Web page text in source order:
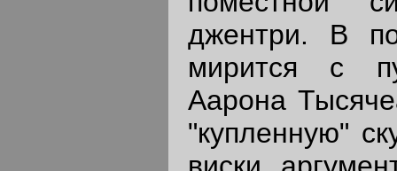
джентри. В
мирится с
Аарона
"купленную"